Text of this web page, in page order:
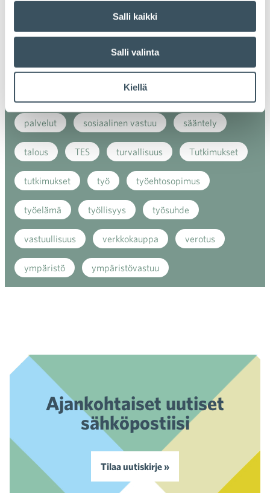
Salli kaikki
Salli valinta
Kiellä
kuluttaja kuluttajat kuluttajien luottamus
luottamusindikaattori myynti
nuoret
palvelut sosiaalinen vastuu sääntely
talous TES turvallisuus Tutkimukset
tutkimukset työ työehtosopimus
työelämä työllisyys työsuhde
vastuullisuus verkkokauppa verotus
ympäristö ympäristövastuu
Ajankohtaiset uutiset
sähköpostiisi
Tilaa uutiskirje »